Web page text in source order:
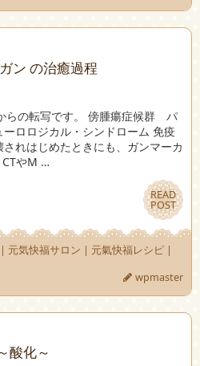
ン の治癒過程
らの転写です。 傍腫瘍症候群 パ
ロロジカル・シンドローム 免疫
れはじめたときにも、ガンマーカ
CTやM …
READ
POST
READ
POST
元気快福サロン | 元氣快福レシピ|
wpmaster
酸化～